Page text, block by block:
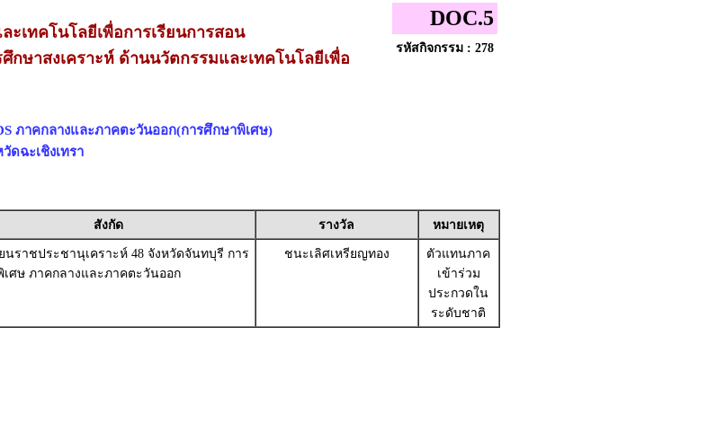
เทคโนโลยีเพื่อการเรียนการสอน
กษาสงเคราะห์ ด้านนวัตกรรมและเทคโนโลยีเพื่อ
ภาคกลางและภาคตะวันออก(การศึกษาพิเศษ)
ดฉะเชิงเทรา
DOC.5
รหัสกิจกรรม : 278
สังกัด รางวัล
หมายเหตุ
ยนราชประชานุเคราะห์ 48 จังหวัดจันทบุรี การ
เศษ ภาคกลางและภาคตะวันออก
ชนะเลิศเหรียญทอง
ตัวแทนภาค
เข้าร่วม
ประกวดใน
ระดับชาติ